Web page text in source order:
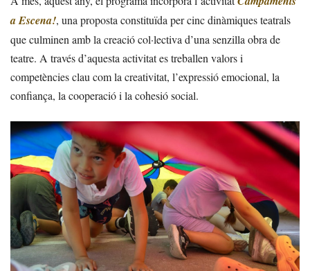
a Escena!, una proposta constituïda per cinc dinàmiques teatrals
que culminen amb la creació col·lectiva d’una senzilla obra de
teatre. A través d’aquesta activitat es treballen valors i
competències clau com la creativitat, l’expressió emocional, la
confiança, la cooperació i la cohesió social.